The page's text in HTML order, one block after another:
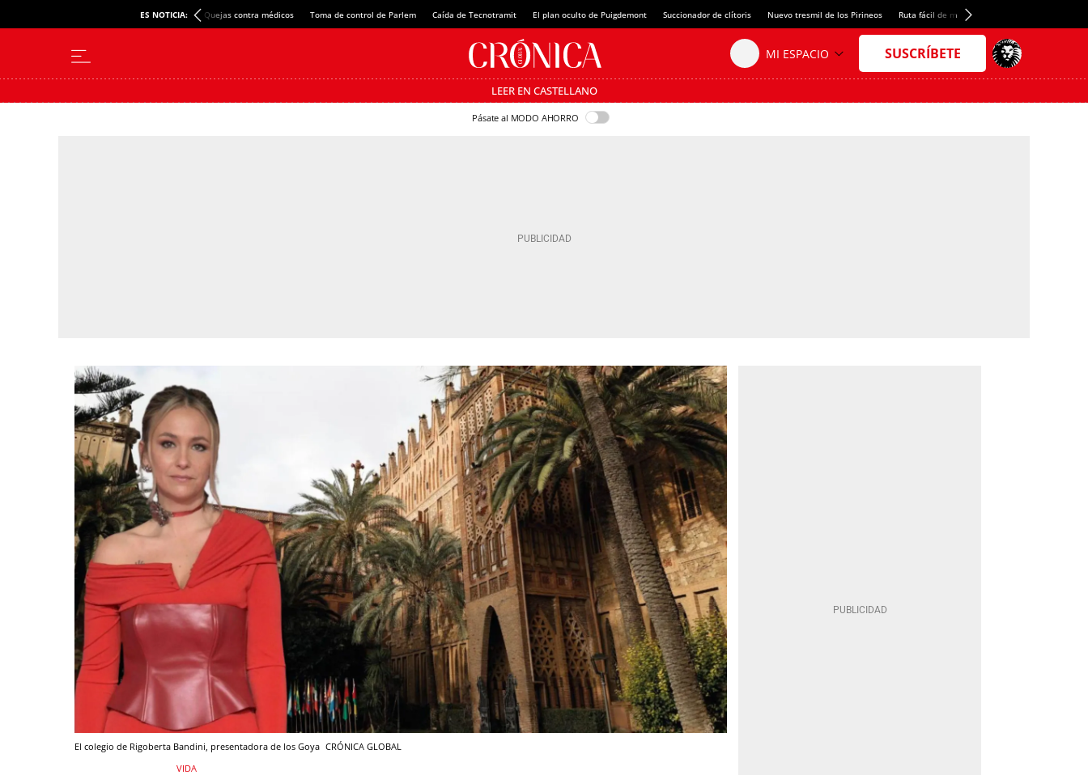
ES NOTICIA: Quejas contra médicos Toma de control de Parlem Caída de Tecnotramit El plan oculto de Puigdemont Succionador de clítoris Nuevo tresmil de los Pirineos Ruta fácil de montaña
LEER EN CASTELLANO
Pásate al MODO AHORRO
El colegio de Rigoberta Bandini, presentadora de los Goya CRÓNICA GLOBAL
VIDA